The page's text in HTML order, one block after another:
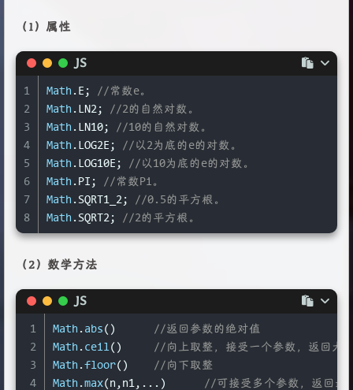
14
16
s.match
s.replace
//用于替换匹配的
(); //按照给定规则分割字符串，返回一个由分
（1）属性
JS
1
2
3
4
5
6
7
8
Math . E ;
//常数e。
Math . LN2 ;
//2的自然对数。
Math . LN10 ;
//10的自然对数。
Math . LOG2E ;
//以2为底的e的对数。
Math . LOG10E ;
//以10为底的e的对数。
Math . PI ;
//常数Pi。
Math . SQRT1_2 ;
//0.5的平方根。
Math . SQRT2 ; //2的平方根。
（2）数学方法
JS
1
2
3
4
Math . abs
//返回参数的绝对值
Math . ceil
//向上取整，接受一个参数，返回大
Math . floor
//向下取整
Math . max
//可接受多个参数，返回最